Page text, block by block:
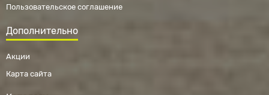
Пользовательское соглашение
Дополнительно
Акции
Карта сайта